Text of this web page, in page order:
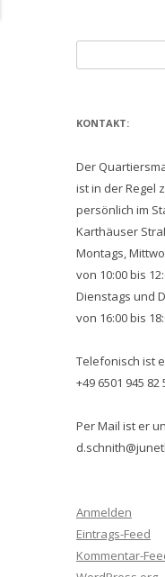
nach:
KONTAKT:
Der
ist in der Regel
persönlich im
Karthäuser
Montags,
von 10:00 bis
Dienstags und
von 16:00 bis
Telefonisch ist
+49 6501 945
Per Mail ist er
Anmelden
Eintrags-Feed
Kommentar-